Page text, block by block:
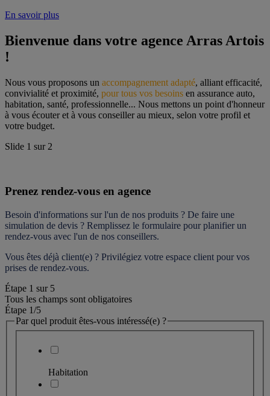
En savoir plus
Bienvenue dans votre agence Arras Artois
!
Nous vous proposons un accompagnement adapté, alliant efficacité,
convivialité et proximité, pour tous vos besoins en assurance auto,
habitation, santé, professionnelle... Nous mettons un point d'honneur
à vous écouter et à vous conseiller au mieux, selon votre profil et
votre budget.
Slide 1 sur 2
Prenez rendez-vous en agence
Besoin d'informations sur l'un de nos produits ? De faire une
simulation de devis ? Remplissez le formulaire pour planifier un
rendez-vous avec l'un de nos conseillers.
Vous êtes déjà client(e) ? Privilégiez votre espace client pour vos
prises de rendez-vous.
Étape 1 sur 5
Tous les champs sont obligatoires
Étape 1/5
Par quel produit êtes-vous intéressé(e) ?
Habitation